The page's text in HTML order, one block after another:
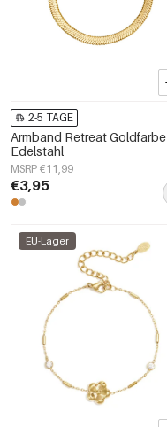
2-5 TAGE
Armband Retreat Goldfarbe
Edelstahl
MSRP €11,99
€3,95
EU-Lager